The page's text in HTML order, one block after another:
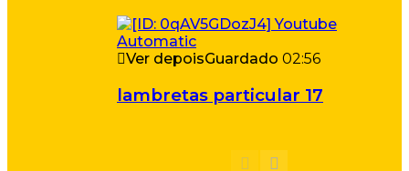
Ver depoisGuardado 02:56
lambretas particular 17